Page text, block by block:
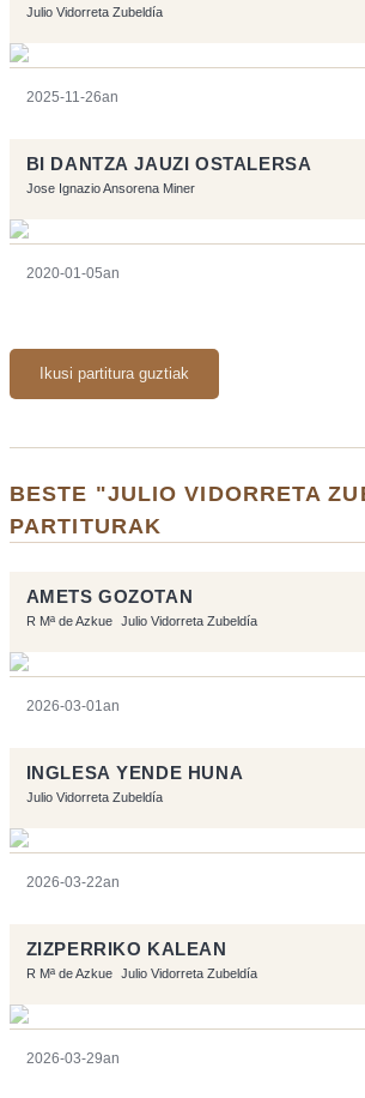
Julio Vidorreta Zubeldía
2025-11-26an
BI DANTZA JAUZI OSTALERSA
Jose Ignazio Ansorena Miner
2020-01-05an
Ikusi partitura guztiak
BESTE "JULIO VIDORRETA
PARTITURAK
AMETS GOZOTAN
R Mª de Azkue Julio Vidorreta Zubeldía
2026-03-01an
INGLESA YENDE HUNA
Julio Vidorreta Zubeldía
2026-03-22an
ZIZPERRIKO KALEAN
R Mª de Azkue Julio Vidorreta Zubeldía
2026-03-29an